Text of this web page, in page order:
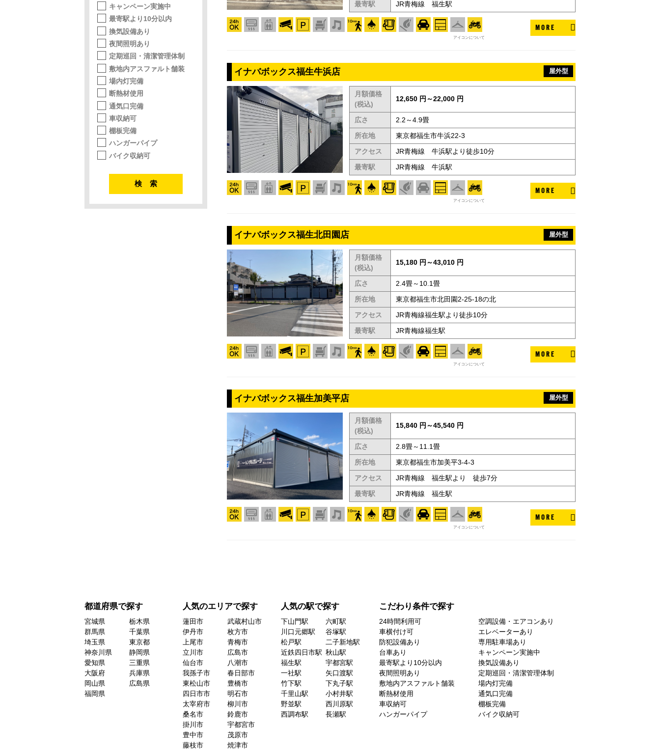
最寄駅
JR青梅線 福生駅
アイコンについて
MORE
イナバボックス福生牛浜店 屋外型
月額価格
(税込)
12,650 円～22,000 円
広さ
2.2～4.9畳
所在地
東京都福生市牛浜22-3
アクセス
JR青梅線 牛浜駅より徒歩10分
最寄駅
JR青梅線 牛浜駅
アイコンについて
MORE
イナバボックス福生北田園店 屋外型
月額価格
(税込)
15,180 円～43,010 円
広さ
2.4畳～10.1畳
所在地
東京都福生市北田園2-25-18の北
アクセス
JR青梅線福生駅より徒歩10分
最寄駅
JR青梅線福生駅
アイコンについて
MORE
イナバボックス福生加美平店 屋外型
月額価格
(税込)
15,840 円～45,540 円
広さ
2.8畳～11.1畳
所在地
東京都福生市加美平3-4-3
アクセス
JR青梅線 福生駅より 徒歩7分
最寄駅
JR青梅線 福生駅
アイコンについて
MORE
キャンペーン実施中
最寄駅より10分以内
換気設備あり
夜間照明あり
定期巡回・清潔管理体制
敷地内アスファルト舗装
場内灯完備
断熱材使用
通気口完備
車収納可
棚板完備
ハンガーパイプ
バイク収納可
都道府県で探す
宮城県
栃木県
群馬県
千葉県
埼玉県
東京都
神奈川県
静岡県
愛知県
三重県
大阪府
兵庫県
岡山県
広島県
福岡県
人気のエリアで探す
蓮田市
武蔵村山市
伊丹市
枚方市
上尾市
青梅市
立川市
広島市
仙台市
八潮市
我孫子市
春日部市
東松山市
豊橋市
四日市市
明石市
太宰府市
柳川市
桑名市
鈴鹿市
掛川市
宇都宮市
豊中市
茂原市
藤枝市
焼津市
人気の駅で探す
下山門駅
六町駅
川口元郷駅
谷塚駅
松戸駅
二子新地駅
近鉄四日市駅 秋山駅
福生駅
宇都宮駅
一社駅
矢口渡駅
竹下駅
下丸子駅
千里山駅
小村井駅
野並駅
西川原駅
西調布駅
長瀬駅
こだわり条件で探す
24時間利用可
空調設備・エアコンあり
車横付け可
エレベーターあり
防犯設備あり
専用駐車場あり
台車あり
キャンペーン実施中
最寄駅より10分以内
換気設備あり
夜間照明あり
定期巡回・清潔管理体制
敷地内アスファルト舗装
場内灯完備
断熱材使用
通気口完備
車収納可
棚板完備
ハンガーパイプ
バイク収納可